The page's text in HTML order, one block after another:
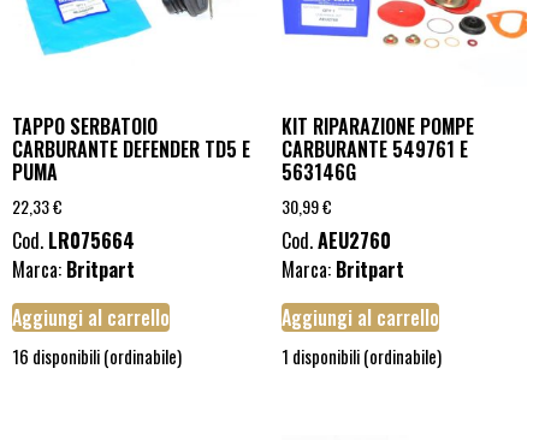
TAPPO SERBATOIO
CARBURANTE DEFENDER TD5 E
PUMA
22,33€
Cod. LR075664
Marca: Britpart
Aggiungi al carrello
16 disponibili (ordinabile)
KIT RIPARAZIONE POMPE
CARBURANTE 549761 E
563146G
30,99€
Cod.AEU2760
Marca: Britpart
Aggiungi al carrello
1 disponibili (ordinabile)